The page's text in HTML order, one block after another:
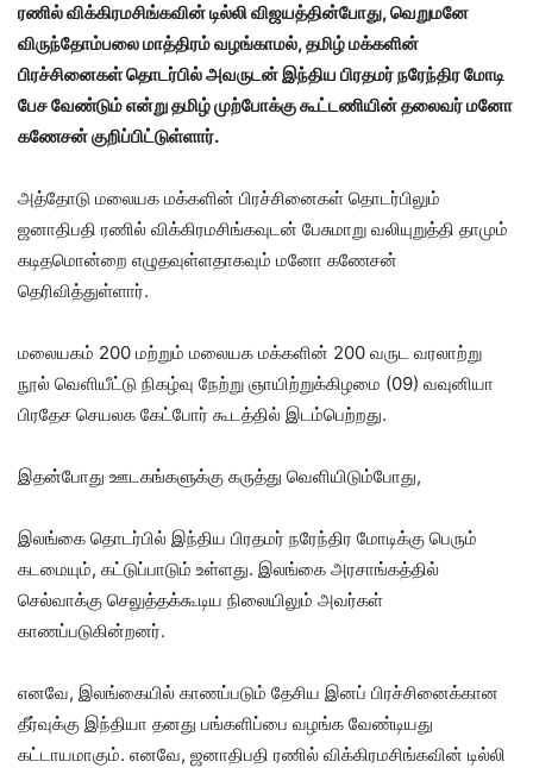
ரணில் விக்கிரமசிங்கவின் டில்லி விஜயத்தின்போது, வெறுமனே
விருந்தோம்பலை மாத்திரம் வழங்காமல், தமிழ் மக்களின்
பிரச்சினைகள் தொடர்பில் அவருடன் இந்திய பிரதமர் நரேந்திர மோடி
பேச வேண்டும் என்று தமிழ் முற்போக்கு கூட்டணியின் தலைவர் மனோ
கணேசன் குறிப்பிட்டுள்ளார்.
அத்தோடு மலையக மக்களின் பிரச்சினைகள் தொடர்பிலும்
ஜனாதிபதி ரணில் விக்கிரமசிங்கவுடன் பேசுமாறு வலியுறுத்தி தாமும்
கடிதமொன்றை எழுதவுள்ளதாகவும் மனோ கணேசன்
தெரிவித்துள்ளார்.
மலையகம் 200 மற்றும் மலையக மக்களின் 200 வருட வரலாற்று
நூல் வெளியீட்டு நிகழ்வு நேற்று ஞாயிற்றுக்கிழமை (09) வவுனியா
பிரதேச செயலக கேட்போர் கூடத்தில் இடம்பெற்றது.
இதன்போது ஊடகங்களுக்கு கருத்து வெளியிடும்போது,
இலங்கை தொடர்பில் இந்திய பிரதமர் நரேந்திர மோடிக்கு பெரும்
கடமையும், கட்டுப்பாடும் உள்ளது. இலங்கை அரசாங்கத்தில்
செல்வாக்கு செலுத்தக்கூடிய நிலையிலும் அவர்கள்
காணப்படுகின்றனர்.
எனவே, இலங்கையில் காணப்படும் தேசிய இனப் பிரச்சினைக்கான
தீர்வுக்கு இந்தியா தனது பங்களிப்பை வழங்க வேண்டியது
கட்டாயமாகும். எனவே, ஜனாதிபதி ரணில் விக்கிரமசிங்கவின் டில்லி